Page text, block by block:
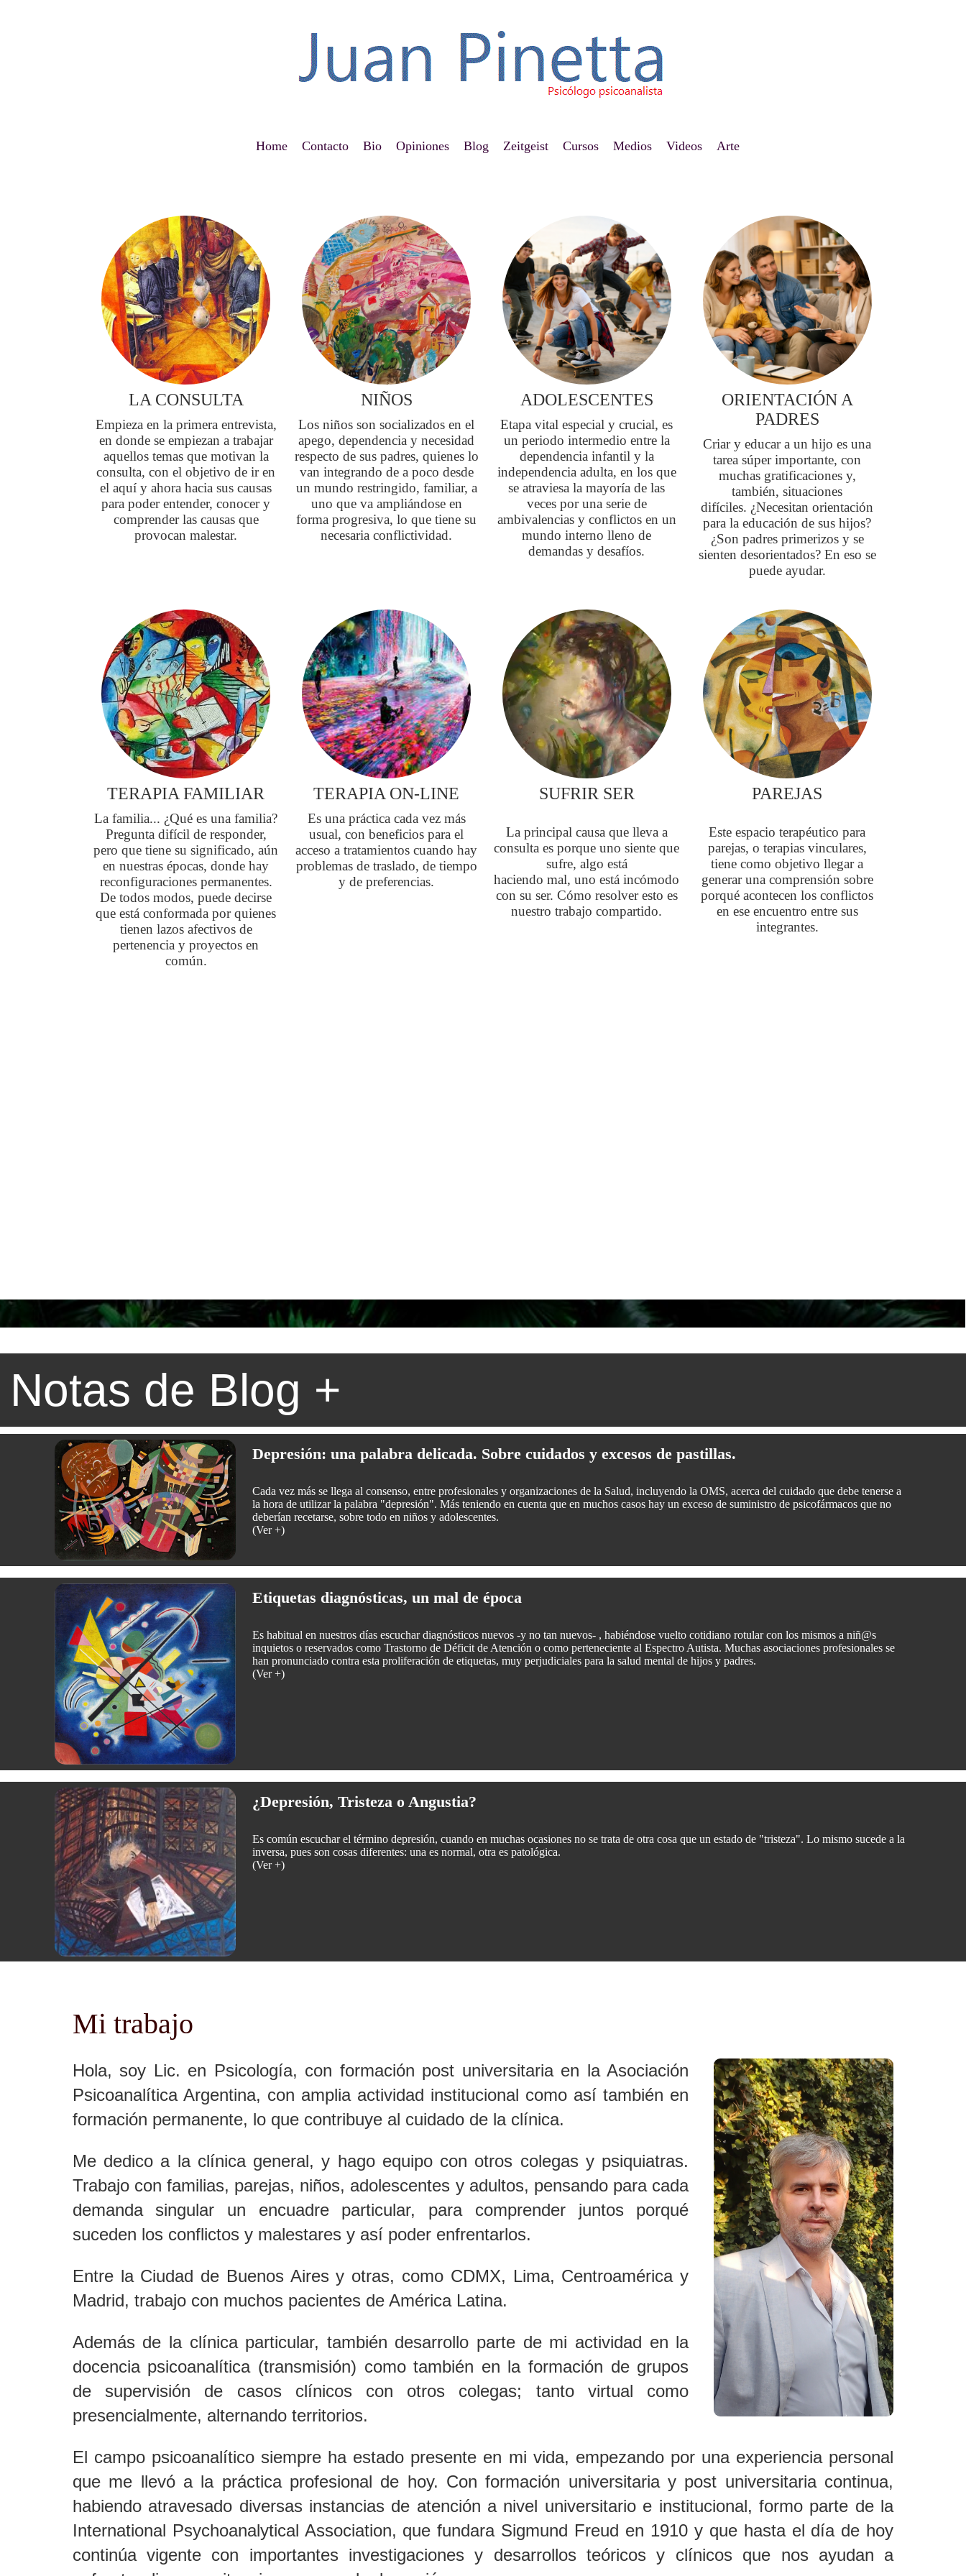
Home Contacto Bio Opiniones Blog Zeitgeist Cursos Medios Videos Arte
LA CONSULTA
Empieza en la primera entrevista,
en donde se empiezan a trabajar
aquellos temas que motivan la
consulta, con el objetivo de ir en
el aquí y ahora hacia sus causas
para poder entender, conocer y
comprender las causas que
provocan malestar.
NIÑOS
Los niños son socializados en el
apego, dependencia y necesidad
respecto de sus padres, quienes lo
van integrando de a poco desde
un mundo restringido, familiar, a
uno que va ampliándose en
forma progresiva, lo que tiene su
necesaria conflictividad.
ADOLESCENTES
Etapa vital especial y crucial, es
un periodo intermedio entre la
dependencia infantil y la
independencia adulta, en los que
se atraviesa la mayoría de las
veces por una serie de
ambivalencias y conflictos en un
mundo interno lleno de
demandas y desafíos.
ORIENTACIÓN A
PADRES
Criar y educar a un hijo es una
tarea súper importante, con
muchas gratificaciones y,
también, situaciones
difíciles. ¿Necesitan orientación
para la educación de sus hijos?
¿Son padres primerizos y se
sienten desorientados? En eso se
puede ayudar.
TERAPIA FAMILIAR
La familia... ¿Qué es una familia?
Pregunta difícil de responder,
pero que tiene su significado, aún
en nuestras épocas, donde hay
reconfiguraciones permanentes.
De todos modos, puede decirse
que está conformada por quienes
tienen lazos afectivos de
pertenencia y proyectos en
común.
TERAPIA ON-LINE
Es una práctica cada vez más
usual, con beneficios para el
acceso a tratamientos cuando hay
problemas de traslado, de tiempo
y de preferencias.
SUFRIR SER
La principal causa que lleva a
consulta es porque uno siente que
sufre, algo está
haciendo mal, uno está incómodo
con su ser. Cómo resolver esto es
nuestro trabajo compartido.
PAREJAS
Este espacio terapéutico para
parejas, o terapias vinculares,
tiene como objetivo llegar a
generar una comprensión sobre
porqué acontecen los conflictos
en ese encuentro entre sus
integrantes.
Notas de Blog +
Depresión: una palabra delicada. Sobre cuidados y excesos de pastillas.
Cada vez más se llega al consenso, entre profesionales y organizaciones de la Salud, incluyendo la OMS, acerca del cuidado que debe tenerse a
la hora de utilizar la palabra "depresión". Más teniendo en cuenta que en muchos casos hay un exceso de suministro de psicofármacos que no
deberían recetarse, sobre todo en niños y adolescentes.
(Ver +)
Etiquetas diagnósticas, un mal de época
Es habitual en nuestros días escuchar diagnósticos nuevos -y no tan nuevos- , habiéndose vuelto cotidiano rotular con los mismos a niñ@s
inquietos o reservados como Trastorno de Déficit de Atención o como perteneciente al Espectro Autista. Muchas asociaciones profesionales se
han pronunciado contra esta proliferación de etiquetas, muy perjudiciales para la salud mental de hijos y padres.
(Ver +)
¿Depresión, Tristeza o Angustia?
Es común escuchar el término depresión, cuando en muchas ocasiones no se trata de otra cosa que un estado de "tristeza". Lo mismo sucede a la
inversa, pues son cosas diferentes: una es normal, otra es patológica.
(Ver +)
Mi trabajo
Hola, soy Lic. en Psicología, con formación post universitaria en la Asociación
Psicoanalítica Argentina, con amplia actividad institucional como así también en
formación permanente, lo que contribuye al cuidado de la clínica.
Me dedico a la clínica general, y hago equipo con otros colegas y psiquiatras.
Trabajo con familias, parejas, niños, adolescentes y adultos, pensando para cada
demanda singular un encuadre particular, para comprender juntos porqué
suceden los conflictos y malestares y así poder enfrentarlos.
Entre la Ciudad de Buenos Aires y otras, como CDMX, Lima, Centroamérica y
Madrid, trabajo con muchos pacientes de América Latina.
Además de la clínica particular, también desarrollo parte de mi actividad en la
docencia psicoanalítica (transmisión) como también en la formación de grupos
de supervisión de casos clínicos con otros colegas; tanto virtual como
presencialmente, alternando territorios.
El campo psicoanalítico siempre ha estado presente en mi vida, empezando por una experiencia personal
que me llevó a la práctica profesional de hoy. Con formación universitaria y post universitaria continua,
habiendo atravesado diversas instancias de atención a nivel universitario e institucional, formo parte de la
International Psychoanalytical Association, que fundara Sigmund Freud en 1910 y que hasta el día de hoy
continúa vigente con importantes investigaciones y desarrollos teóricos y clínicos que nos ayudan a